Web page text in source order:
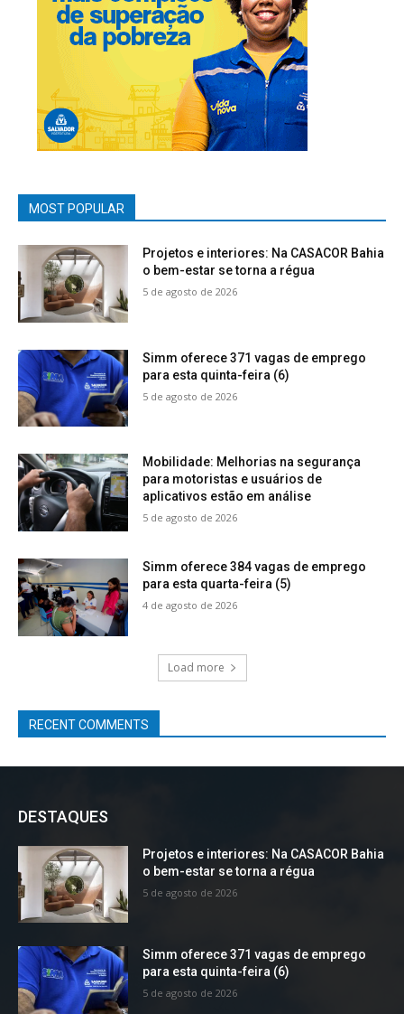
MOST POPULAR
Projetos e interiores: Na CASACOR Bahia
o bem-estar se torna a régua
5 de agosto de 2026
Simm oferece 371 vagas de emprego
para esta quinta-feira (6)
5 de agosto de 2026
Mobilidade: Melhorias na segurança
para motoristas e usuários de
aplicativos estão em análise
5 de agosto de 2026
Simm oferece 384 vagas de emprego
para esta quarta-feira (5)
4 de agosto de 2026
Load more
RECENT COMMENTS
DESTAQUES
Projetos e interiores: Na CASACOR Bahia
o bem-estar se torna a régua
5 de agosto de 2026
Simm oferece 371 vagas de emprego
para esta quinta-feira (6)
5 de agosto de 2026